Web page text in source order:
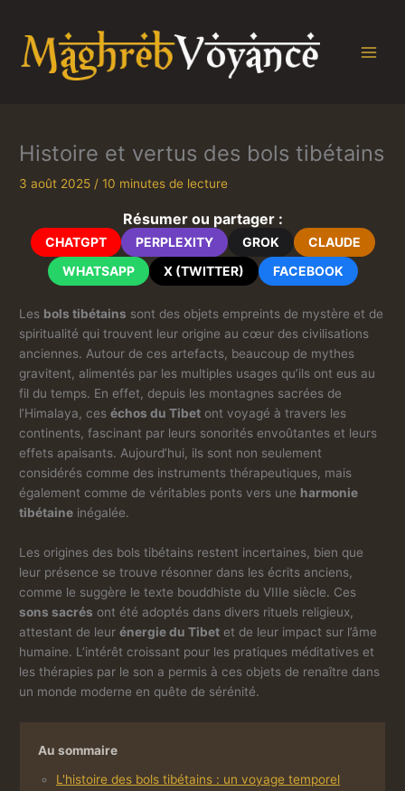
contenu
Histoire et vertus des bols tibétains
3 août 2025/10 minutes de lecture
Résumer ou partager :
CHATGPT PERPLEXITY GROK
CLAUDE
WHATSAPP
X (TWITTER) FACEBOOK
Les bols tibétains sont des objets empreints de mystère et de
spiritualité qui trouvent leur origine au cœur des civilisations
anciennes. Autour de ces artefacts, beaucoup de mythes
gravitent, alimentés par les multiples usages qu’ils ont eus au
fil du temps. En effet, depuis les montagnes sacrées de
l’Himalaya, ceséchos du Tibet ont voyagé à travers les
continents, fascinant par leurs sonorités envoûtantes et leurs
effets apaisants. Aujourd’hui, ils sont non seulement
considérés comme des instruments thérapeutiques, mais
également comme de véritables ponts vers une harmonie
tibétaine inégalée.
Les origines des bols tibétains restent incertaines, bien que
leur présence se trouve résonner dans les écrits anciens,
comme le suggère le texte bouddhiste du VIIIe siècle. Ces
sons sacrés ont été adoptés dans divers rituels religieux,
attestant de leurénergie du Tibet et de leur impact sur l’âme
humaine. L’intérêt croissant pour les pratiques méditatives et
les thérapies par le son a permis à ces objets de renaître dans
un monde moderne en quête de sérénité.
Au sommaire
L'histoire des bols tibétains : un voyage temporel